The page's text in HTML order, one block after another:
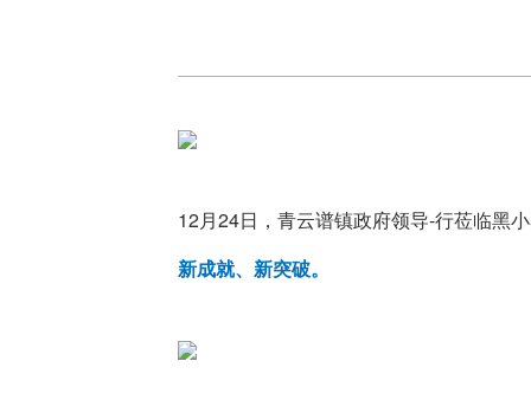
12月24日， 青云谱镇政府领导-行莅临黑
新成就、新突破。